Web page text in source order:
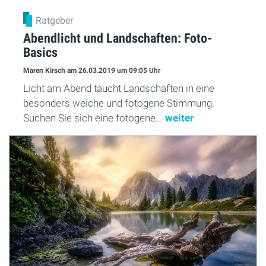
Ratgeber
Abendlicht und Landschaften: Foto-
Basics
Maren Kirsch am 26.03.2019 um 09:05 Uhr
Licht am Abend taucht Landschaften in eine
besonders weiche und fotogene Stimmung.
Suchen Sie sich eine fotogene... weiter